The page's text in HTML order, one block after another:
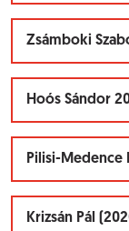
Zsámboki
Hoós Sándor
Pilisi-Medence
Krizsán Pál